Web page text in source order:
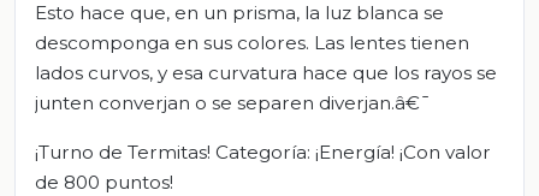
Esto hace que, en un prisma, la luz blanca se
descomponga en sus colores. Las lentes tienen
lados curvos, y esa curvatura hace que los rayos se
junten converjan o se separen diverjan.â€¯
¡Turno de Termitas! Categoría: ¡Energía! ¡Con valor
de 800 puntos!